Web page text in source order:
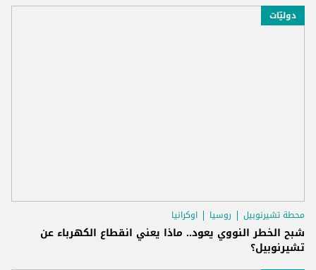
دوليّات
محطة تشيرنوبيل روسيا اوكرانيا
شبح الخطر النووي يعود.. ماذا يعني انقطاع الكهرباء عن
تشيرنوبيل؟